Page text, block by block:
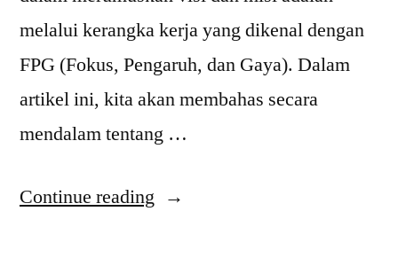
melalui kerangka kerja yang dikenal dengan
FPG (Fokus, Pengaruh, dan Gaya). Dalam
artikel ini, kita akan membahas secara
mendalam tentang …
Continue reading “Apa